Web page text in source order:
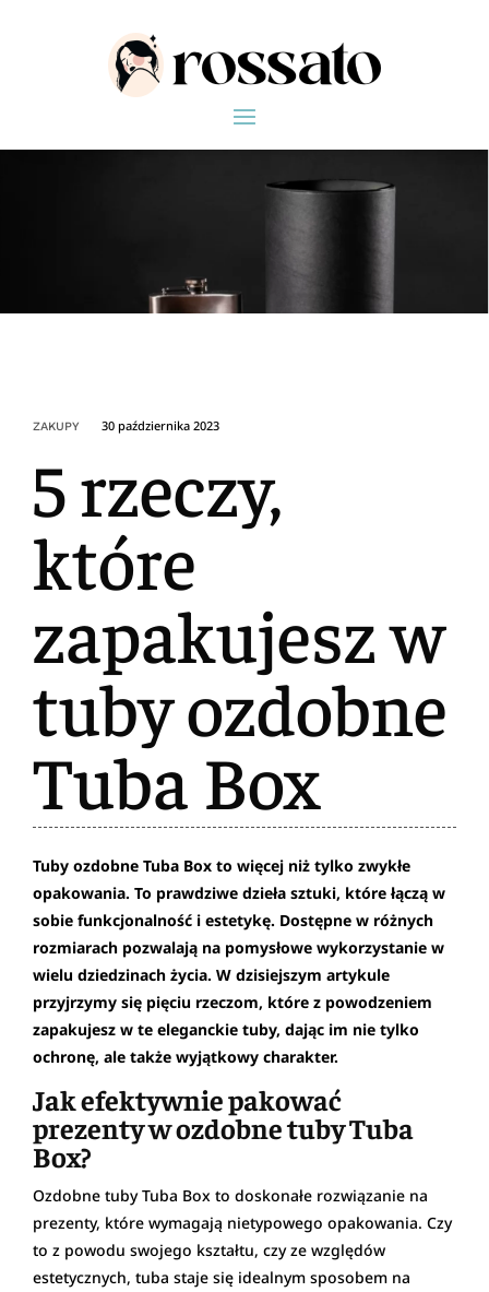
ZAKUPY 30 października 2023
5 rzeczy,
które
zapakujesz w
tuby ozdobne
Tuba Box
Tuby ozdobne Tuba Box to więcej niż tylko zwykłe
opakowania. To prawdziwe dzieła sztuki, które łączą w
sobie funkcjonalność i estetykę. Dostępne w różnych
rozmiarach pozwalają na pomysłowe wykorzystanie w
wielu dziedzinach życia. W dzisiejszym artykule
przyjrzymy się pięciu rzeczom, które z powodzeniem
zapakujesz w te eleganckie tuby, dając im nie tylko
ochronę, ale także wyjątkowy charakter.
Jak efektywnie pakować
prezenty w ozdobne tuby Tuba
Box?
Ozdobne tuby Tuba Box to doskonałe rozwiązanie na
prezenty, które wymagają nietypowego opakowania. Czy
to z powodu swojego kształtu, czy ze względów
estetycznych, tuba staje się idealnym sposobem na